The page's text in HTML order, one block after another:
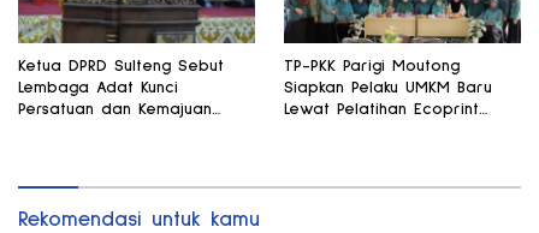
Ketua DPRD Sulteng Sebut
Lembaga Adat Kunci
Persatuan dan Kemajuan
TP-PKK Parigi Moutong
Siapkan Pelaku UMKM Baru
Lewat Pelatihan Ecoprint
Rekomendasi untuk kamu